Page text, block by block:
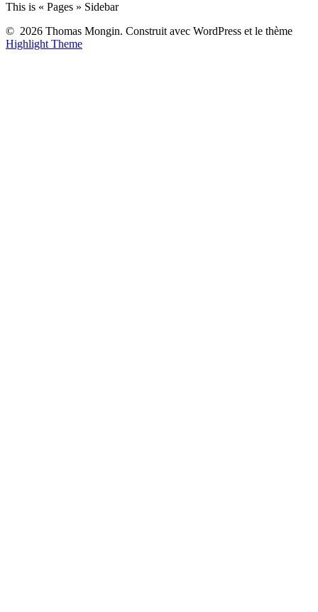
This is « Pages » Sidebar
© 2026 Thomas Mongin. Construit avec WordPress et le thème
Highlight Theme